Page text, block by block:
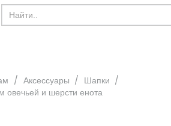
Search
for:
/ Аксессуары / Шапки /
овечьей и шерсти енота